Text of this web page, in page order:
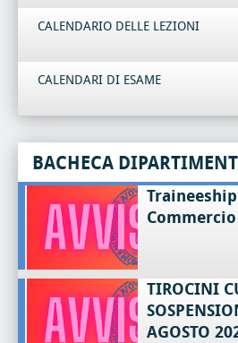
CALENDARIO DELLE LEZIONI
CALENDARI DI ESAME
BACHECA
TIROCINI
AGOSTO